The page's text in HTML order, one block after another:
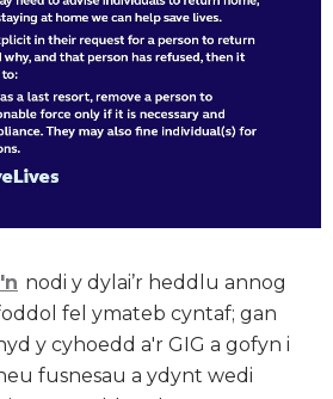
nodi y dylai’r heddlu annog
fel ymateb cyntaf; gan
y cyhoedd a'r GIG a gofyn i
fusnesau a ydynt wedi